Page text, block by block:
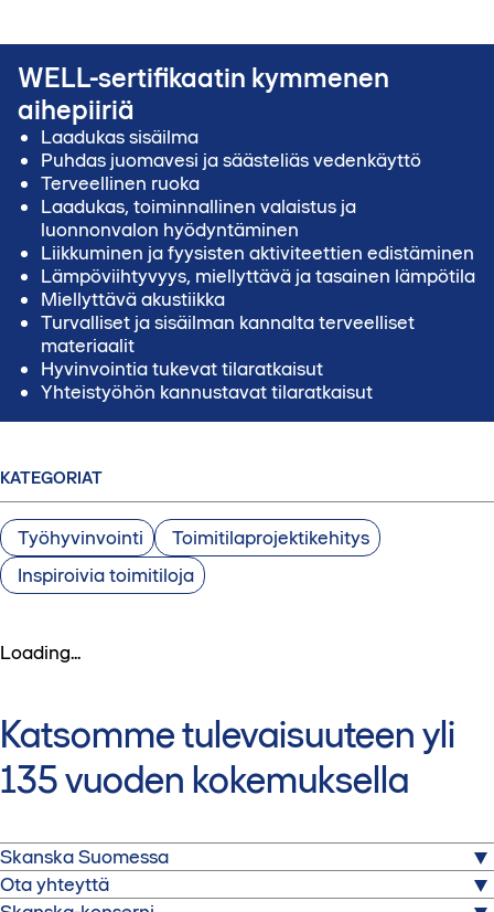
WELL-sertifikaatin kymmenen
aihepiiriä
Laadukas sisäilma
Puhdas juomavesi ja säästeliäs vedenkäyttö
Terveellinen ruoka
Laadukas, toiminnallinen valaistus ja
luonnonvalon hyödyntäminen
Liikkuminen ja fyysisten aktiviteettien edistäminen
Lämpöviihtyvyys, miellyttävä ja tasainen lämpötila
Miellyttävä akustiikka
Turvalliset ja sisäilman kannalta terveelliset
materiaalit
Hyvinvointia tukevat tilaratkaisut
Yhteistyöhön kannustavat tilaratkaisut
KATEGORIAT
Työhyvinvointi
Toimitilaprojektikehitys
Inspiroivia toimitiloja
Loading...
Katsomme tulevaisuuteen yli
135 vuoden kokemuksella
Skanska Suomessa
Skanska on yksi maailman johtavista rakennus- ja
Ota yhteyttä